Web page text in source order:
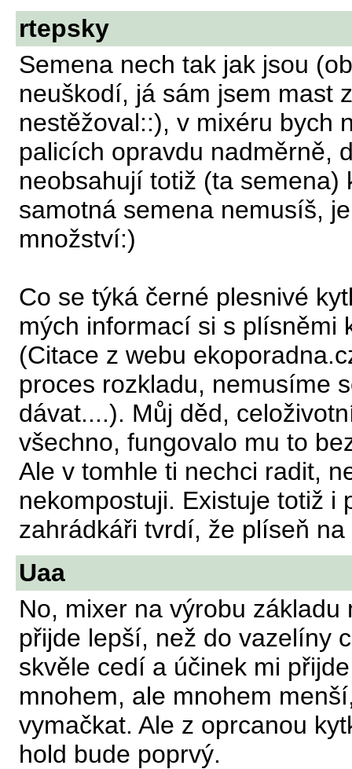
rtepsky
Semena nech tak jak jsou
neuškodí, já sám jsem mast
nestěžoval::), v mixéru bych
palicích opravdu nadměrně,
neobsahují totiž (ta semena)
samotná semena nemusíš,
množství:)
Co se týká černé plesnivé
mých informací si s plísněmi
(Citace z webu
proces rozkladu, nemusíme
dávat....). Můj děd,
všechno, fungovalo mu to
Ale v tomhle ti nechci radit,
nekompostuji. Existuje totiž i
zahrádkáři tvrdí, že plíseň
Uaa
No, mixer na výrobu
přijde lepší, než do vazelíny
skvěle cedí a účinek mi
mnohem, ale mnohem
vymačkat. Ale z oprcanou
hold bude poprvý.